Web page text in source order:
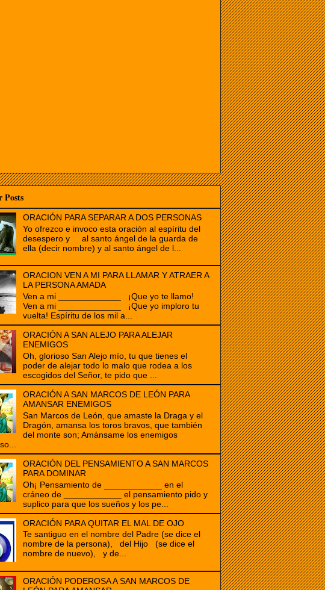
Posts
ORACIÓN PARA SEPARAR A DOS PERSONAS
Yo ofrezco e invoco esta oración al espíritu del
desespero y al santo ángel de la guarda de
ella (decir nombre) y al santo ángel de l...
ORACION VEN A MI PARA LLAMAR Y ATRAER A
LA PERSONA AMADA
Ven a mi _____________ ¡Que yo te llamo!
Ven a mi _____________ ¡Que yo imploro tu
vuelta! Espíritu de los mil a...
ORACIÓN A SAN ALEJO PARA ALEJAR
ENEMIGOS
Oh, glorioso San Alejo mío, tu que tienes el
poder de alejar todo lo malo que rodea a los
escogidos del Señor, te pido que ...
ORACIÓN A SAN MARCOS DE LEÓN PARA
AMANSAR ENEMIGOS
San Marcos de León, que amaste la Draga y el
Dragón, amansa los toros bravos, que también
del monte son; Amánsame los enemigos
ORACIÓN DEL PENSAMIENTO A SAN MARCOS
PARA DOMINAR
Oh¡ Pensamiento de ____________ en el
cráneo de ____________ el pensamiento pido y
suplico para que los sueños y los pe...
ORACIÓN PARA QUITAR EL MAL DE OJO
Te santiguo en el nombre del Padre (se dice el
nombre de la persona), del Hijo (se dice el
nombre de nuevo), y de...
ORACIÓN PODEROSA A SAN MARCOS DE